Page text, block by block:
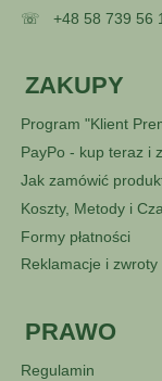
☏ +48 58 739 56
ZAKUPY
Program "Klient
PayPo - kup teraz i
Jak zamówić
Koszty, Metody i
Formy płatności
Reklamacje i zwroty
PRAWO
Regulamin